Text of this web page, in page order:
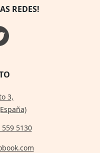
REDES!
3,
559 5130